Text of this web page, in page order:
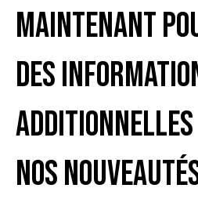
MAINTENANT
DES
NOS